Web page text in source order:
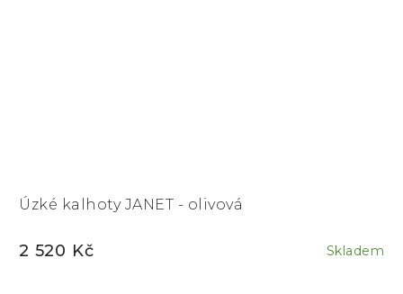
Úzké kalhoty JANET - olivová
Skladem
2 520 Kč